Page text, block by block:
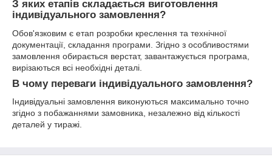
З яких етапів складається виготовлення
індивідуального замовлення?
Обов'язковим є етап розробки креслення та технічної
документації, складання програми. Згідно з особливостями
замовлення обирається верстат, завантажується програма,
вирізаються всі необхідні деталі.
В чому переваги індивідуального замовлення?
Індивідуальні замовлення виконуються максимально точно
згідно з побажаннями замовника, незалежно від кількості
деталей у тиражі.